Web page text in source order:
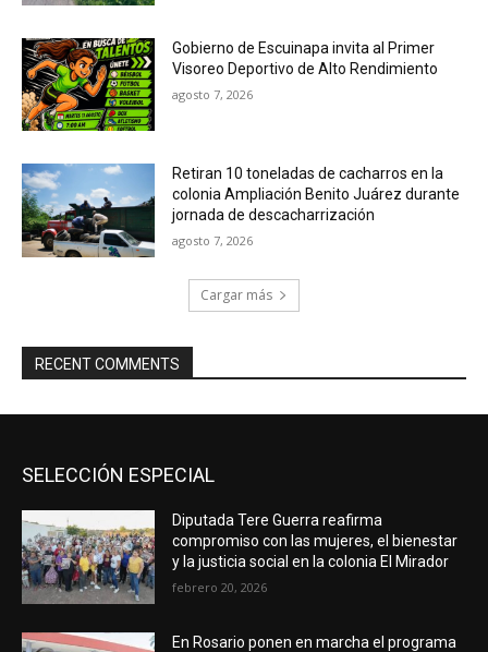
Gobierno de Escuinapa invita al Primer
Visoreo Deportivo de Alto Rendimiento
agosto 7, 2026
Retiran 10 toneladas de cacharros en la
colonia Ampliación Benito Juárez durante
jornada de descacharrización
agosto 7, 2026
Cargar más
RECENT COMMENTS
SELECCIÓN ESPECIAL
Diputada Tere Guerra reafirma
compromiso con las mujeres, el bienestar
y la justicia social en la colonia El Mirador
febrero 20, 2026
En Rosario ponen en marcha el programa